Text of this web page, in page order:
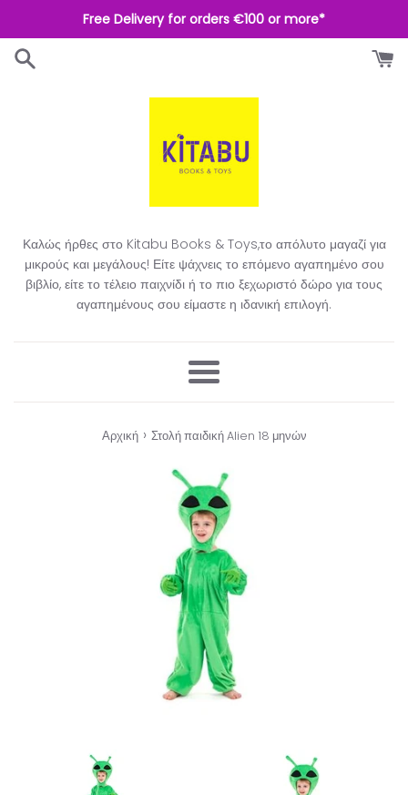
στο
περιεχόμενο
Free Delivery for orders €100 or more*
Καλώς ήρθες στο Kitabu Books & Toys,το απόλυτο μαγαζί για
μικρούς και μεγάλους! Είτε ψάχνεις το επόμενο αγαπημένο σου
βιβλίο, είτε το τέλειο παιχνίδι ή το πιο ξεχωριστό δώρο για τους
αγαπημένους σου είμαστε η ιδανική επιλογή.​
Μενού
Αρχική › Στολή παιδική Alien 18 μηνών